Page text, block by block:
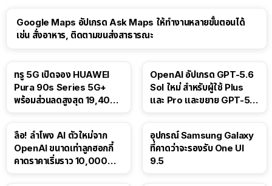
Google Maps อัปเกรด Ask Maps ให้ทำงานหลายขั้นตอนได้
เช่น สั่งอาหาร, ติดตามขนส่งสาธารณะ
ทรู 5G เปิดจอง HUAWEI
Pura 90s Series 5G+
พร้อมส่วนลดสูงสุด 19,400
OpenAI อัปเกรด GPT-5.6
Sol ใหม่ สำหรับผู้ใช้ Plus
และ Pro และขยาย GPT-5.6
ลือ! ลำโพง AI ตัวใหม่จาก
OpenAI ขนาดเท่าลูกฮอกกี้
คาดราคาเริ่มราว 10,000
อุปกรณ์ Samsung Galaxy
ที่คาดว่าจะรองรับ One UI
9.5